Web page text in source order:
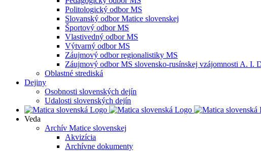
Politologický odbor MS
Slovanský odbor Matice slovenskej
Športový odbor MS
Vlastivedný odbor MS
Výtvarný odbor MS
Záujmový odbor regionalistiky MS
Záujmový odbor MS slovensko-rusínskej vzájomnosti A. I.
Oblastné strediská
Dejiny
Osobnosti slovenských dejín
Udalosti slovenských dejín
Veda
Archív Matice slovenskej
Akvizícia
Archívne dokumenty